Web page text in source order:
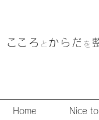
​こころ と からだ を
Home Nice